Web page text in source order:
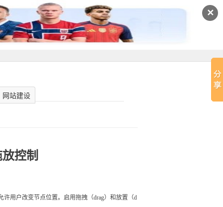
✕
网站建设
控制
许用户改变节点位置。启用拖拽（drag）和放置（d